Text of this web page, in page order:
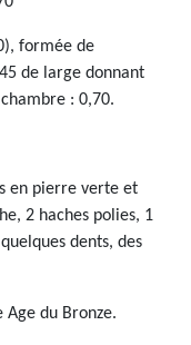
formée de
de large donnant
: 0,70.
en pierre verte et
2 haches polies, 1
dents, des
du Bronze.